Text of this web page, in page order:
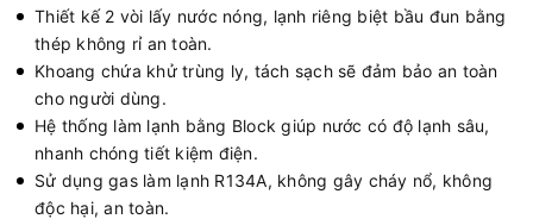
Thiết kế 2 vòi lấy nước nóng, lạnh riêng biệt bầu đun bằng
thép không rỉ an toàn.
Khoang chứa khử trùng ly, tách sạch sẽ đảm bảo an toàn
cho người dùng.
Hệ thống làm lạnh bằng Block giúp nước có độ lạnh sâu,
nhanh chóng tiết kiệm điện.
Sử dụng gas làm lạnh R134A, không gây cháy nổ, không
độc hại, an toàn.